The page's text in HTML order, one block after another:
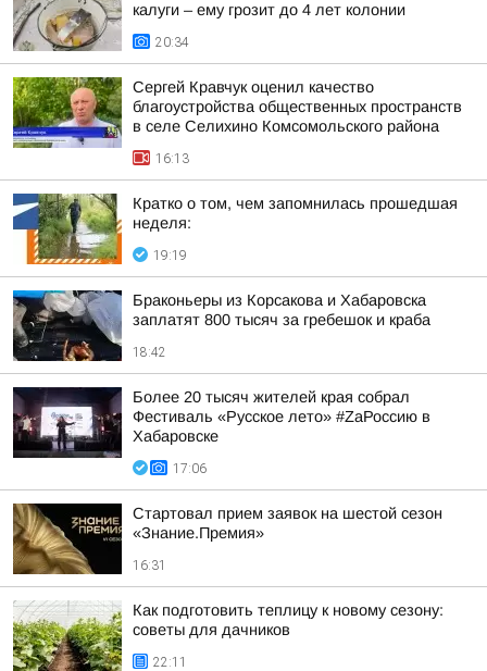
калуги – ему грозит до 4 лет колонии
20:34
Сергей Кравчук оценил качество
благоустройства общественных пространств
в селе Селихино Комсомольского района
16:13
Кратко о том, чем запомнилась прошедшая
неделя:
19:19
Браконьеры из Корсакова и Хабаровска
заплатят 800 тысяч за гребешок и краба
18:42
Более 20 тысяч жителей края собрал
Фестиваль «Русское лето» #ZaРоссию в
Хабаровске
17:06
Стартовал прием заявок на шестой сезон
«Знание.Премия»
16:31
Как подготовить теплицу к новому сезону:
советы для дачников
22:11